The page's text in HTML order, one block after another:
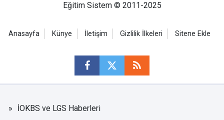
Eğitim Sistem © 2011-2025
Anasayfa Künye İletişim Gizlilik İlkeleri Sitene Ekle
İOKBS ve LGS Haberleri